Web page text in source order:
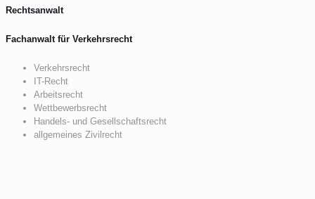
Rechtsanwalt
Fachanwalt für Verkehrsrecht
Verkehrsrecht
IT-Recht
Arbeitsrecht
Wettbewerbsrecht
Handels- und Gesellschaftsrecht
allgemeines Zivilrecht